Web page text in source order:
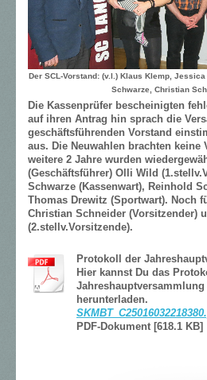
Der SCL-Vorstand: (v.l.) Klaus Klemp,
Schwarze, Christian
Die Kassenprüfer bescheinigten
auf ihren Antrag hin sprach die
geschäftsführenden Vorstand
aus. Die Neuwahlen brachten keine
weitere 2 Jahre wurden
(Geschäftsführer) Olli Wild
Schwarze (Kassenwart), Reinhold
Thomas Drewitz (Sportwart). Noch
Christian Schneider (Vorsitzender)
(2.stellv.Vorsitzende).
Protokoll der
Hier kannst Du das
herunterladen.
PDF-Dokument [618.1 KB]